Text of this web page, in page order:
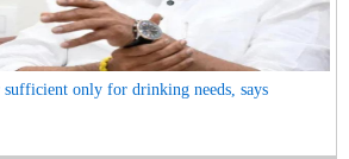
sufficient only for drinking needs, says